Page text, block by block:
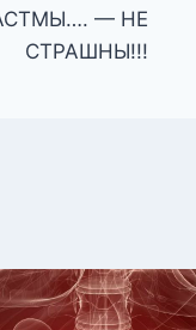
— НЕ
СТРАШНЫ!!!